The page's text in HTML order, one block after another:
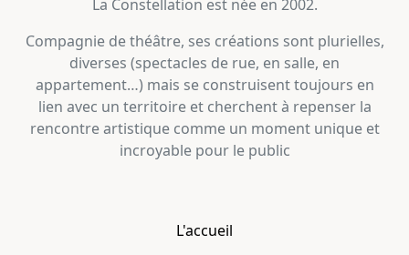
La Constellation est née en 2002.
Compagnie de théâtre, ses créations sont plurielles,
diverses (spectacles de rue, en salle, en
appartement…) mais se construisent toujours en
lien avec un territoire et cherchent à repenser la
rencontre artistique comme un moment unique et
incroyable pour le public
L'accueil